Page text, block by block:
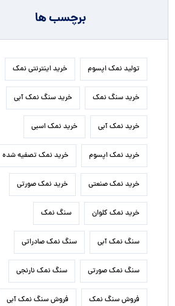
برچسب ها
تولید نمک اپسوم خرید اینترنتی نمک
خرید سنگ نمک خرید سنگ نمک آبی
خرید نمک آبی خرید نمک اسبی
خرید نمک اپسوم خرید نمک تصفیه شده
خرید نمک صنعتی خرید نمک صورتی
خرید نمک کلوان سنگ نمک
سنگ نمک آبی سنگ نمک صادراتی
سنگ نمک صورتی سنگ نمک نارنجی
فروش سنگ نمک فروش سنگ نمک آبی